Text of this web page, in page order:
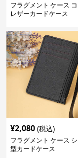
フラグメント ケース
レザーカードケース
¥2,080 (税込)
フラグメント ケース
型カードケース